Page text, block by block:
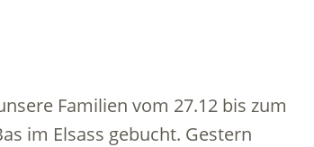
Familien vom 27.12 bis zum
im Elsass gebucht. Gestern